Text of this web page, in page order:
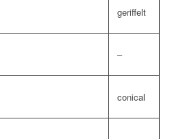
geriffelt
–
conical